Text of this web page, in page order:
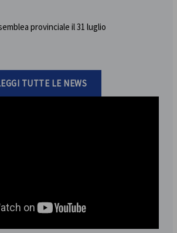
provinciale il 31 luglio
TUTTE LE NEWS